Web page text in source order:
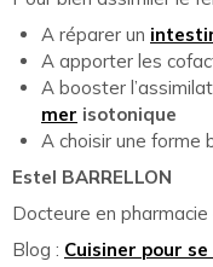
A réparer un
A apporter les
A booster
mer isotonique
A choisir une forme
Estel BARRELLON
Docteure en
Blog : Cuisiner pour